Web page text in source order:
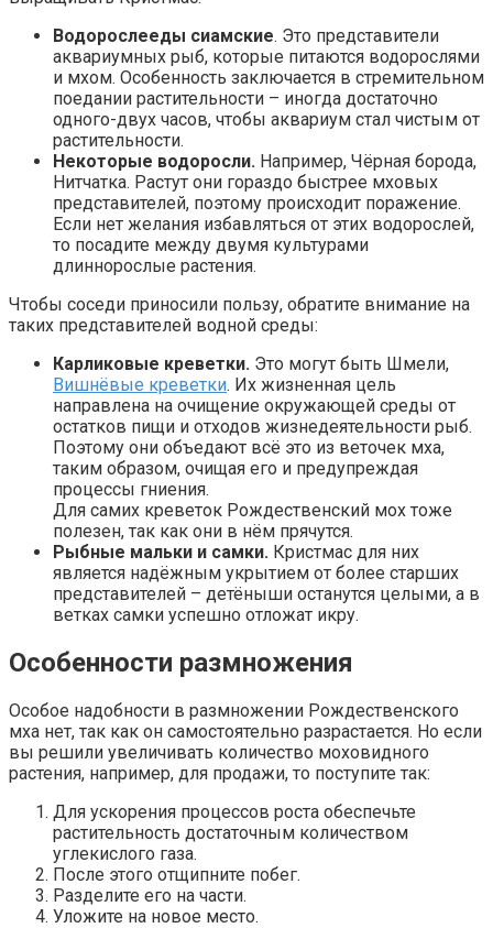
Водорослееды сиамские. Это представители
аквариумных рыб, которые питаются водорослями
и мхом. Особенность заключается в стремительном
поедании растительности – иногда достаточно
одного-двух часов, чтобы аквариум стал чистым от
растительности.
Некоторые водоросли. Например, Чёрная борода,
Нитчатка. Растут они гораздо быстрее мховых
представителей, поэтому происходит поражение.
Если нет желания избавляться от этих водорослей,
то посадите между двумя культурами
длиннорослые растения.
Чтобы соседи приносили пользу, обратите внимание на
таких представителей водной среды:
Карликовые креветки. Это могут быть Шмели,
Вишнёвые креветки. Их жизненная цель
направлена на очищение окружающей среды от
остатков пищи и отходов жизнедеятельности рыб.
Поэтому они объедают всё это из веточек мха,
таким образом, очищая его и предупреждая
процессы гниения.
Для самих креветок Рождественский мох тоже
полезен, так как они в нём прячутся.
Рыбные мальки и самки. Кристмас для них
является надёжным укрытием от более старших
представителей – детёныши останутся целыми, а в
ветках самки успешно отложат икру.
Особенности размножения
Особое надобности в размножении Рождественского
мха нет, так как он самостоятельно разрастается. Но если
вы решили увеличивать количество моховидного
растения, например, для продажи, то поступите так:
Для ускорения процессов роста обеспечьте
растительность достаточным количеством
углекислого газа.
После этого отщипните побег.
Разделите его на части.
Уложите на новое место.